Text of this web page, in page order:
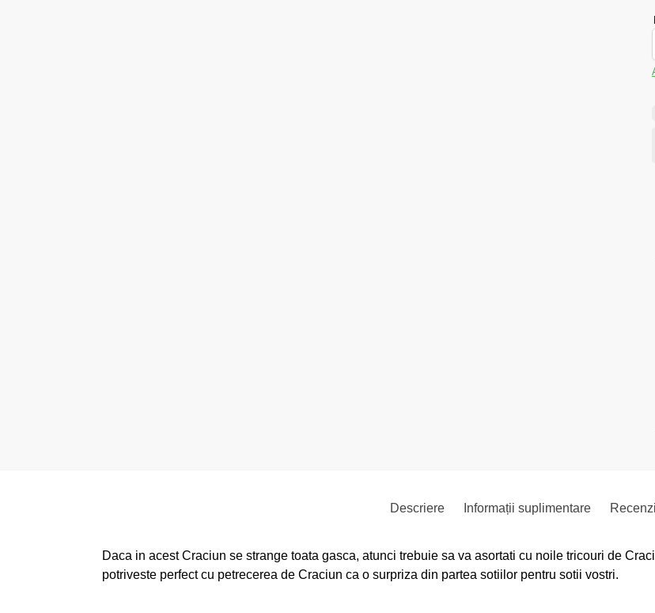
Descriere Informații suplimentare
Daca in acest Craciun se strange toata gasca, atunci trebuie sa va asortati cu noile tricouri de
potriveste perfect cu petrecerea de Craciun ca o surpriza din partea sotiilor pentru sotii vostri.